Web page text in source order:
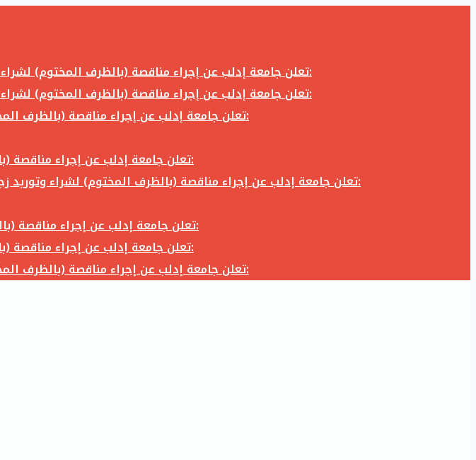
تعلن جامعة إدلب عن إجراء مناقصة (بالظرف المختوم) لشراء وتوريد كاميرا تصوير وعدسة كاميرا لزوم المكتب الإعلامي في جامعة إدلب وفق الآتي:
تعلن جامعة إدلب عن إجراء مناقصة (بالظرف المختوم) لشراء وتوريد كاميرا تصوير وعدسة كاميرا لزوم المكتب الإعلامي في جامعة إدلب وفق الآتي:
تعلن جامعة إدلب عن إجراء مناقصة (بالظرف المختوم) لأعمال تجهيز مخبر الدراسات العليا في كلية العلوم في جامعة ادلب وفق الآتي:
تعلن جامعة إدلب عن إجراء مناقصة (بالظرف المختوم) لشراء وتوريد أثاث مكاتب لزوم مكاتب وقاعات جامعة إدلب وفق الآتي:
تعلن جامعة إدلب عن إجراء مناقصة (بالظرف المختوم) لشراء وتوريد زجاجيات ومواد مخبرية لزوم مخابر جامعة إدلب وفق الكميات والمواصفات المحددة أدناه:
تعلن جامعة إدلب عن إجراء مناقصة (بالظرف المختوم) لأعمال بناء طابق في مبنى رئاسة الجامعة في جامعة ادلب وفق الآتي:
تعلن جامعة إدلب عن إجراء مناقصة (بالظرف المختوم) لشراء وتوريد أثاث مكاتب لزوم مكاتب وقاعات جامعة إدلب وفق الآتي:
تعلن جامعة إدلب عن إجراء مناقصة (بالظرف المختوم) لأعمال تجهيز مخبر الدراسات العليا في كلية العلوم في جامعة ادلب وفق الآتي: